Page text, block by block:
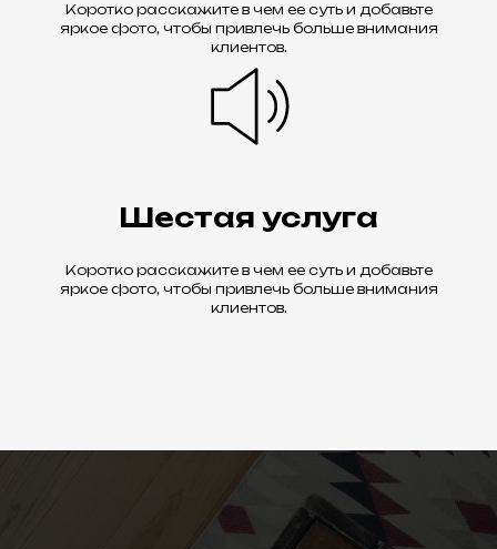
Коротко расскажите в чем ее суть и добавьте
яркое фото, чтобы привлечь больше внимания
клиентов.
Шестая услуга
Коротко расскажите в чем ее суть и добавьте
яркое фото, чтобы привлечь больше внимания
клиентов.